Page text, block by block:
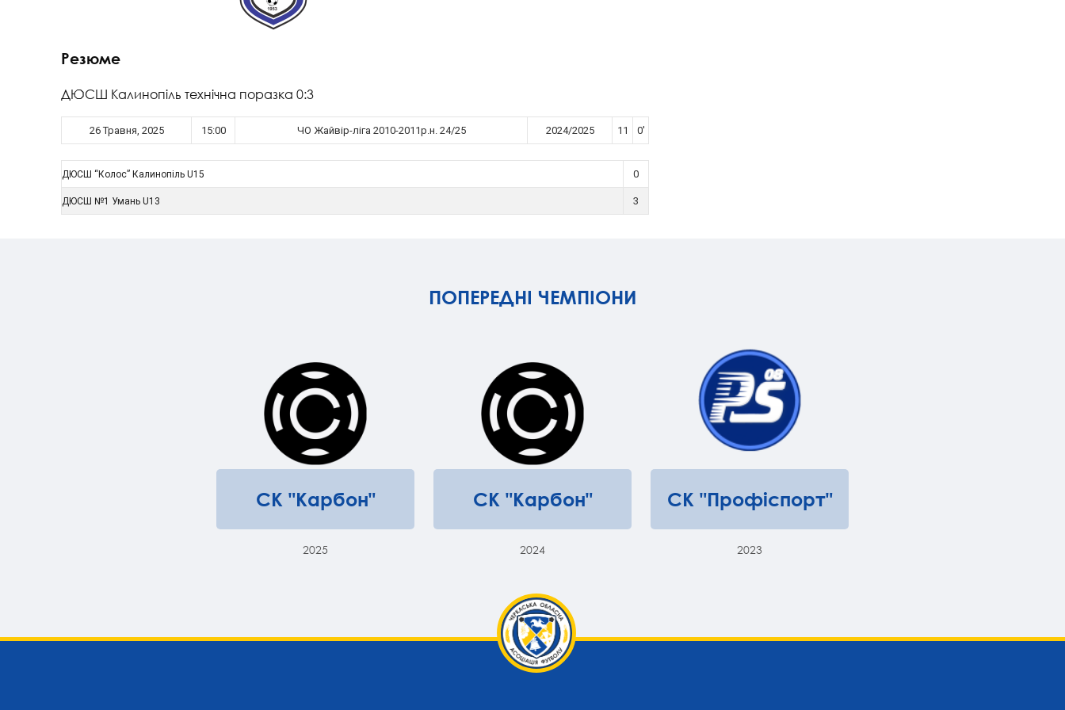
Резюме
ДЮСШ Калинопіль технічна поразка 0:3
26 Травня, 2025 15:00 ЧО Жайвір-ліга 2010-2011р.н. 24/25 2024/2025 11 0'
ДЮСШ “Колос” Калинопіль U15 0
ДЮСШ №1 Умань U13 3
ПОПЕРЕДНІ ЧЕМПІОНИ
СК "Карбон"
2025
СК "Карбон"
2024
СК "Профіспорт"
2023